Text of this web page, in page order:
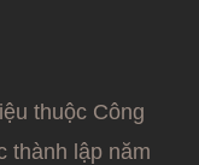
thuộc Công
thành lập năm